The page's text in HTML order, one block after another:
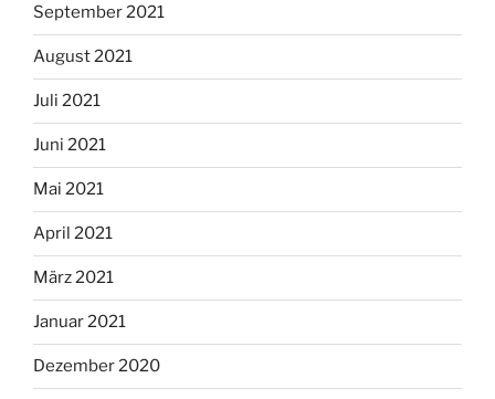
September 2021
August 2021
Juli 2021
Juni 2021
Mai 2021
April 2021
März 2021
Januar 2021
Dezember 2020